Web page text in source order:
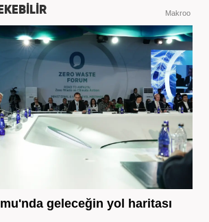
Makroo
geleceğin yol haritası